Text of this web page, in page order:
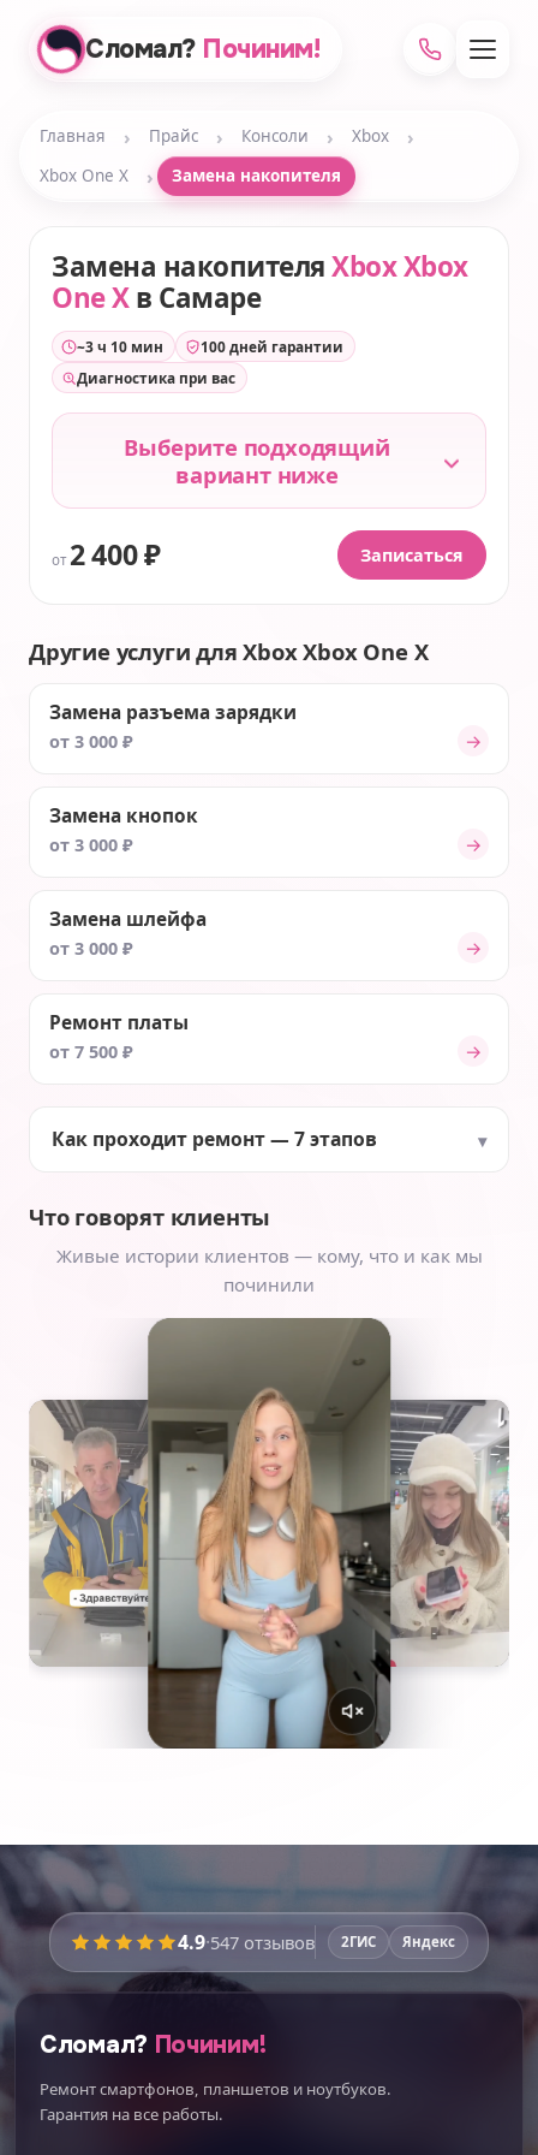
Сломал? Починим!
Главная › Прайс › Консоли › Xbox ›
Xbox One X › Замена накопителя
Замена накопителяXbox Xbox
One Xв Самаре
~3 ч 10 мин
100 дней гарантии
Диагностика при вас
Выберите подходящий
вариант ниже
от 2 400 ₽ Записаться
Другие услуги для Xbox Xbox One X
Замена разъема зарядки
от 3 000 ₽ →
Замена кнопок
от 3 000 ₽ →
Замена шлейфа
от 3 000 ₽ →
Ремонт платы
от 7 500 ₽ →
Как проходит ремонт — 7 этапов
Что говорят клиенты
Живые истории клиентов — кому, что и как мы
починили
4.9·547 отзывов 2ГИС Яндекс
Сломал? Починим!
Ремонт смартфонов, планшетов и ноутбуков.
Гарантия на все работы.